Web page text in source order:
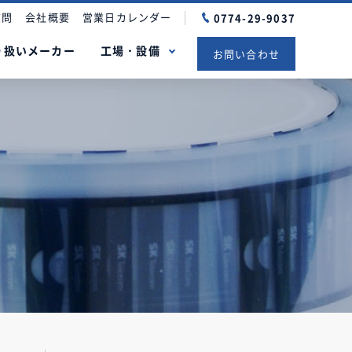
会社概要 営業日カレンダー 0774-29-9037
扱いメーカー 工場・設備 お問い合わせ